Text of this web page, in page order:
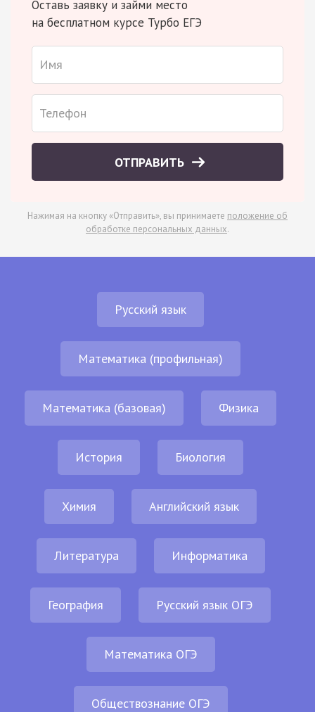
Оставь заявку и займи место
на бесплатном курсе Турбо ЕГЭ
ОТПРАВИТЬ
Нажимая на кнопку «Отправить», вы принимаете положение об
обработке персональных данных.
Русский язык
Математика (профильная)
Математика (базовая) Физика
История Биология
Химия Английский язык
Литература Информатика
География Русский язык ОГЭ
Математика ОГЭ
Обществознание ОГЭ